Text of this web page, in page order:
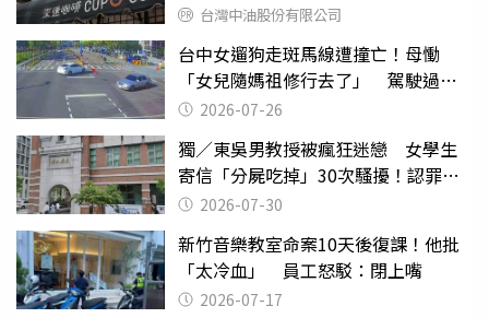
台灣中油股份有限公司
台中女遛狗走斑馬線遭撞亡！母慟
「女兒隨媽祖修行去了」 駕駛過失
致死判9月
2026-07-26
獨／東吳男教授被瘋狂迷戀 女學生
寄信「分屍吃掉」30次騷擾！認罪免
關 2026-07-30
新竹音樂教室命案10天後復課！他批
「太冷血」 員工怒駁：閉上嘴
2026-07-17